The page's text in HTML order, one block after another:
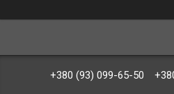
+380 (93) 099-65-50